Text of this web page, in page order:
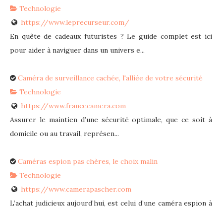
Technologie
https://www.leprecurseur.com/
En quête de cadeaux futuristes ? Le guide complet est ici
pour aider à naviguer dans un univers e...
Caméra de surveillance cachée, l'alliée de votre sécurité
Technologie
https://www.francecamera.com
Assurer le maintien d’une sécurité optimale, que ce soit à
domicile ou au travail, représen...
Caméras espion pas chères, le choix malin
Technologie
https://www.camerapascher.com
L’achat judicieux aujourd’hui, est celui d’une caméra espion à